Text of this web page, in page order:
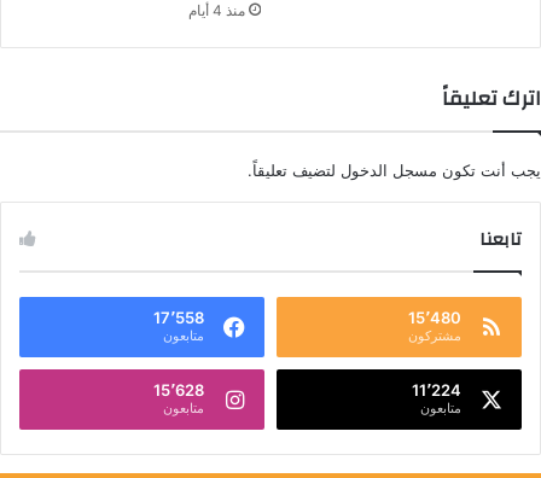
منذ 4 أيام
اترك تعليقاً
يجب أنت تكون مسجل الدخول لتضيف تعليقاً.
تابعنا
15٬480
مشتركون
17٬558
متابعون
11٬224
متابعون
15٬628
متابعون